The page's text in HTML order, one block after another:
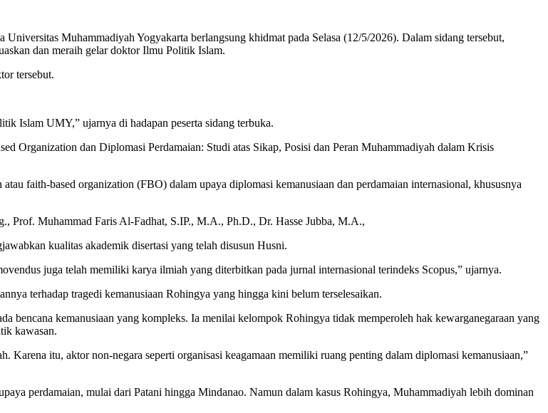
Muhammadiyah Yogyakarta berlangsung khidmat pada Selasa (12/5/2026). Dalam sidang tersebut,
dan meraih gelar doktor Ilmu Politik Islam.
tersebut.
Islam UMY,” ujarnya di hadapan peserta sidang terbuka.
Organization dan Diplomasi Perdamaian: Studi atas Sikap, Posisi dan Peran Muhammadiyah dalam Krisis
faith-based organization (FBO) dalam upaya diplomasi kemanusiaan dan perdamaian internasional, khususnya
Muhammad Faris Al-Fadhat, S.IP., M.A., Ph.D., Dr. Hasse Jubba, M.A.,
kualitas akademik disertasi yang telah disusun Husni.
juga telah memiliki karya ilmiah yang diterbitkan pada jurnal internasional terindeks Scopus,” ujarnya.
terhadap tragedi kemanusiaan Rohingya yang hingga kini belum terselesaikan.
bencana kemanusiaan yang kompleks. Ia menilai kelompok Rohingya tidak memperoleh hak kewarganegaraan yang
kawasan.
itu, aktor non-negara seperti organisasi keagamaan memiliki ruang penting dalam diplomasi kemanusiaan,”
perdamaian, mulai dari Patani hingga Mindanao. Namun dalam kasus Rohingya, Muhammadiyah lebih dominan